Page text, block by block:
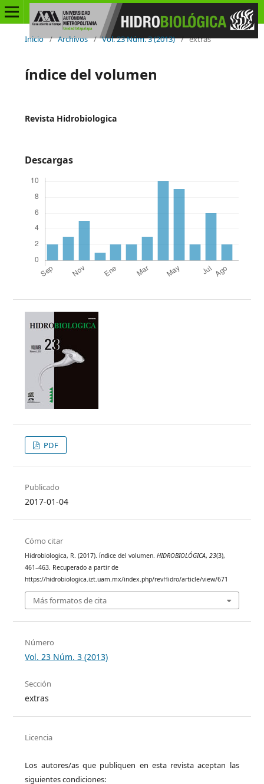
Inicio / Archivos / Vol. 23 Núm. 3 (2013) / extras
índice del volumen
Revista Hidrobiologica
Descargas
PDF
Publicado
2017-01-04
Cómo citar
Hidrobiologica, R. (2017). índice del volumen.HIDROBIOLÓGICA,23(3),
461–463. Recuperado a partir de
https://hidrobiologica.izt.uam.mx/index.php/revHidro/article/view/671
Más formatos de cita
Número
Vol. 23 Núm. 3 (2013)
Sección
extras
Licencia
Los autores/as que publiquen en esta revista aceptan las
siguientes condiciones: